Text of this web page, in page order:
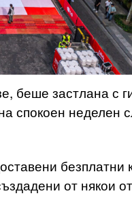
беше застлана с
спокоен неделен
безплатни
от някои